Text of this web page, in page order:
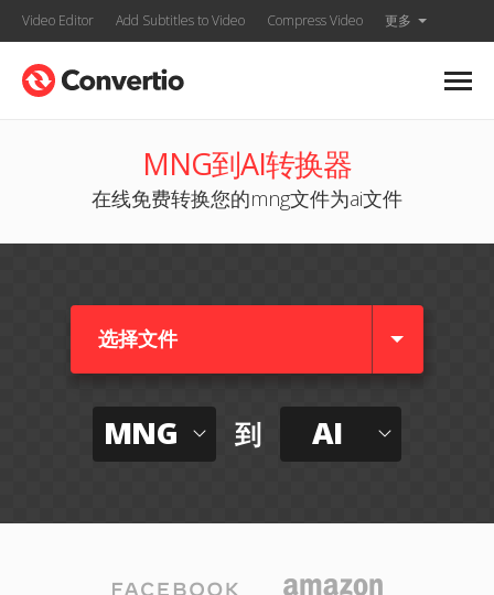
Video Editor Add Subtitles to Video Compress Video 更多
MNG到AI转换器
在线免费转换您的mng文件为ai文件
选择文件
MNG 到 AI